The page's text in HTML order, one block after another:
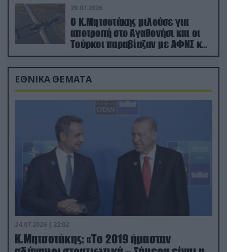
29.07.2026
Ο Κ.Μητσοτάκης μιλούσε για
αποτροπή στο Αγαθονήσι και οι
Τούρκοι παραβίαζαν με ΑΦΝΣ και
drone
ΕΘΝΙΚΑ ΘΕΜΑΤΑ
24.07.2026 | 22:02
Κ.Μητσοτάκης: «Το 2019 ήμασταν